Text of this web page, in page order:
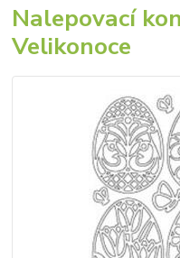
Nalepovací
Velikonoce